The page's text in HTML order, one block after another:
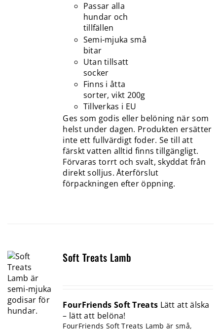
Passar alla
hundar och
tillfällen
Semi-mjuka små
bitar
Utan tillsatt
socker
Finns i åtta
sorter, vikt 200g
Tillverkas i EU
Ges som godis eller belöning när som
helst under dagen. Produkten ersätter
inte ett fullvärdigt foder. Se till att
färskt vatten alltid finns tillgängligt.
Förvaras torrt och svalt, skyddat från
direkt solljus. Återförslut
förpackningen efter öppning.
Soft Treats Lamb
FourFriends Soft Treats Lätt att älska
– lätt att belöna!
FourFriends Soft Treats Lamb är små,